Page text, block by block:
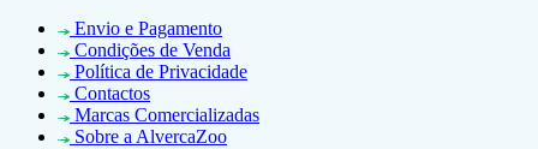
Envio e Pagamento
Condições de Venda
Política de Privacidade
Contactos
Marcas Comercializadas
Sobre a AlvercaZoo